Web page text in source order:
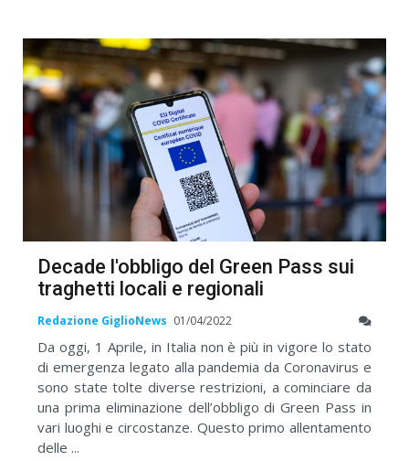
Decade l'obbligo del Green Pass sui
traghetti locali e regionali
Redazione GiglioNews 01/04/2022
Da oggi, 1 Aprile, in Italia non è più in vigore lo stato
di emergenza legato alla pandemia da Coronavirus e
sono state tolte diverse restrizioni, a cominciare da
una prima eliminazione dell’obbligo di Green Pass in
vari luoghi e circostanze. Questo primo allentamento
delle ...